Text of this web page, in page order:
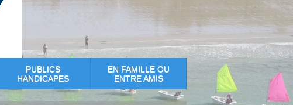
PUBLICS
HANDICAPES
EN FAMILLE OU
ENTRE AMIS